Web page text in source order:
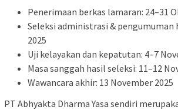
Penerimaan berkas lamaran: 24–31
Seleksi administrasi & pengumuman
2025
Uji kelayakan dan kepatutan: 4–7
Masa sanggah hasil seleksi: 11–12
Wawancara akhir: 13 November 2025
PT Abhyakta Dharma Yasa sendiri